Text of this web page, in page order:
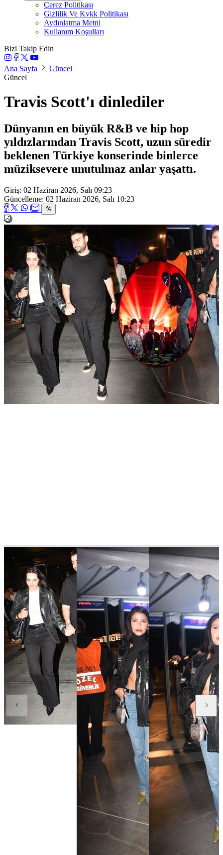
Çerez Politikası
Gizlilik Ve Kvkk Politikası
Aydınlatma Metni
Kullanım Koşulları
Bizi Takip Edin
Ana Sayfa
Güncel
Güncel
Travis Scott'ı dinlediler
Dünyanın en büyük R&B ve hip hop
yıldızlarından Travis Scott, uzun süredir
beklenen Türkiye konserinde binlerce
müziksevere unutulmaz anlar yaşattı.
Giriş: 02 Haziran 2026, Salı 09:23
Güncelleme: 02 Haziran 2026, Salı 10:23